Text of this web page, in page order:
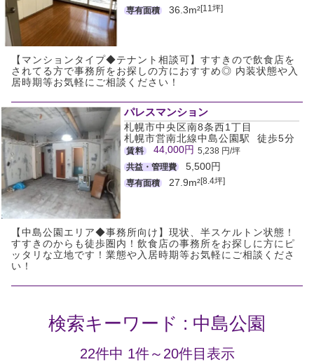
専有面積 36.3m²[11坪]
【マンションタイプ◆テナント相談可】すすきので飲食店を
されてる方で事務所をお探しの方におすすめ◎ 内装状態や入
居時期等お気軽にご相談ください！
パレスマンション
札幌市中央区南8条西1丁目
札幌市営南北線中島公園駅 徒歩5分
賃料 44,000円 5,238 円/坪
共益・管理費
5,500円
専有面積 27.9m²[8.4坪]
【中島公園エリア◆事務所向け】現状、半スケルトン状態！
すすきのからも徒歩圏内！飲食店の事務所をお探しに方にピ
ッタリな立地です！業態や入居時期等お気軽にご相談くださ
い！
検索キーワード : 中島公園
22件中 1件～20件目表示